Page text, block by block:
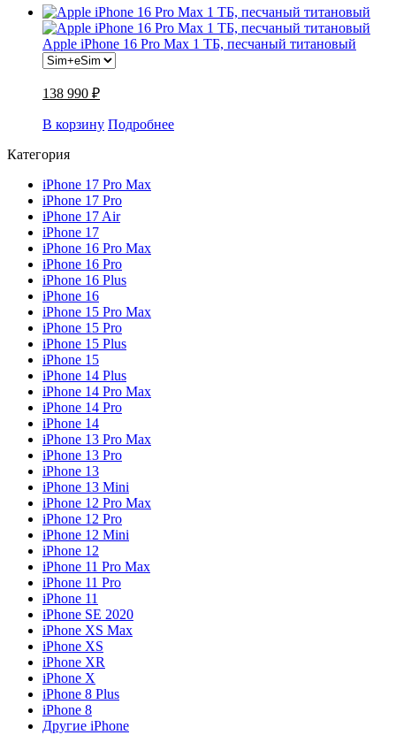
Apple iPhone 16 Pro Max 1 ТБ, песчаный титановый
138 990 ₽
В корзину Подробнее
Категория
iPhone 17 Pro Max
iPhone 17 Pro
iPhone 17 Air
iPhone 17
iPhone 16 Pro Max
iPhone 16 Pro
iPhone 16 Plus
iPhone 16
iPhone 15 Pro Max
iPhone 15 Pro
iPhone 15 Plus
iPhone 15
iPhone 14 Plus
iPhone 14 Pro Max
iPhone 14 Pro
iPhone 14
iPhone 13 Pro Max
iPhone 13 Pro
iPhone 13
iPhone 13 Mini
iPhone 12 Pro Max
iPhone 12 Pro
iPhone 12 Mini
iPhone 12
iPhone 11 Pro Max
iPhone 11 Pro
iPhone 11
iPhone SE 2020
iPhone XS Max
iPhone XS
iPhone XR
iPhone X
iPhone 8 Plus
iPhone 8
Другие iPhone